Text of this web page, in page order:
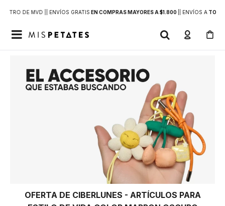
DE MVD | | ENVÍOS GRATIS EN COMPRAS MAYORES A $1.800 | ENVÍOS ATODO

OFERTA DE CIBERLUNES - ARTÍCULOS PARA